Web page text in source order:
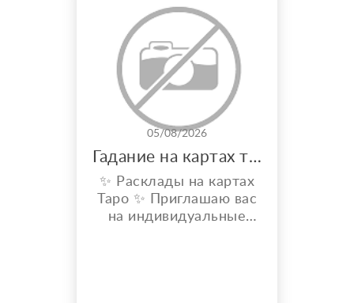
05/08/2026
Гадание на картах таро
✨ Расклады на картах
Таро ✨ Приглашаю вас
на индивидуальные